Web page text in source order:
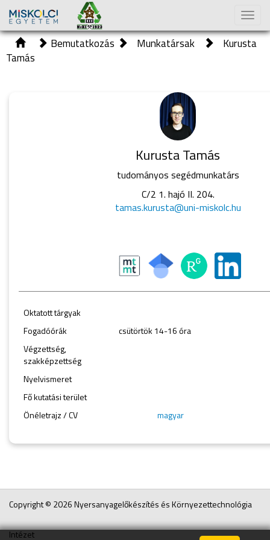
Toggle
Bemutatkozás Munkatársak
Kurusta
Tamás
Kurusta Tamás
tudományos segédmunkatárs
C/2 1. hajó II. 204.
tamas.kurusta@uni-miskolc.hu
Oktatott tárgyak
Fogadóórák
csütörtök 14-16 óra
Végzettség,
szakképzettség
Nyelvismeret
Fő kutatási terület
Önéletrajz / CV
magyar
Copyright © 2026 Nyersanyagelőkészítés és Környezettechnológia
Intézet